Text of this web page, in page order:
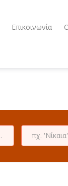
Επικοινωνία